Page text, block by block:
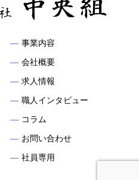
― 事業内容
― 会社概要
― 求人情報
― 職人インタビュー
― コラム
― お問い合わせ
― 社員専用